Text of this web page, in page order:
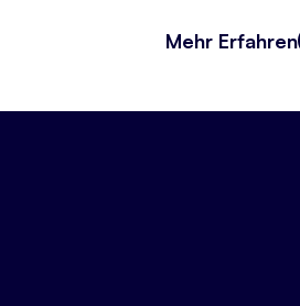
Mehr Erfahren